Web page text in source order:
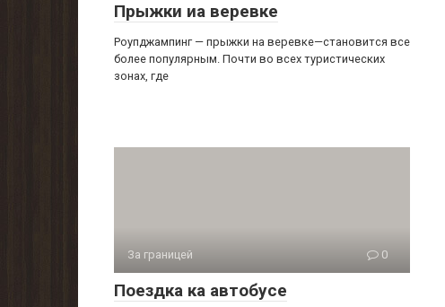
Прыжки иа веревке
Роупджампинг — прыжки на веревке—становится все
более популярным. Почти во всех туристических
зонах, где
За границей 0
Поездка ка автобусе